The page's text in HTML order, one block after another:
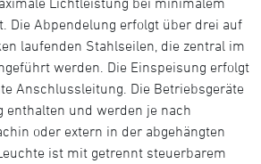
Die Abpendelung erfolgt über drei auf
laufenden Stahlseilen, die zentral im
werden. Die Einspeisung erfolgt
Anschlussleitung. Die Betriebsgeräte
enthalten und werden je nach
oder extern in der abgehängten
ist mit getrennt steuerbarem